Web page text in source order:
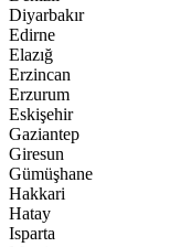
Diyarbakır
Edirne
Elazığ
Erzincan
Erzurum
Eskişehir
Gaziantep
Giresun
Gümüşhane
Hakkari
Hatay
Isparta